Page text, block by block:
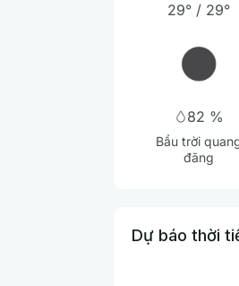
29° / 29°
82 %
Bầu trời
đãng
Dự báo thời